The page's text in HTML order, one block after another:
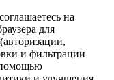
на
для
и фильтрации
помощью